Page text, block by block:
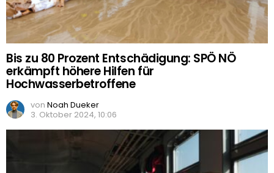
Bis zu 80 Prozent Entschädigung: SPÖ NÖ
erkämpft höhere Hilfen für
Hochwasserbetroffene
von Noah Dueker
3. Oktober 2024, 10:06